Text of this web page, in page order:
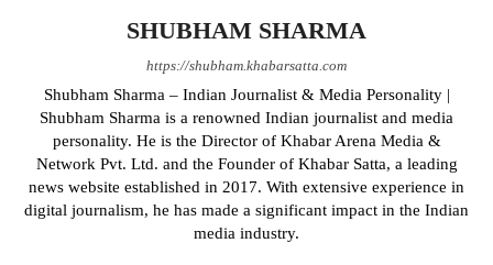
SHUBHAM SHARMA
https://shubham.khabarsatta.com
Shubham Sharma – Indian Journalist & Media Personality |
Shubham Sharma is a renowned Indian journalist and media
personality. He is the Director of Khabar Arena Media &
Network Pvt. Ltd. and the Founder of Khabar Satta, a leading
news website established in 2017. With extensive experience in
digital journalism, he has made a significant impact in the Indian
media industry.